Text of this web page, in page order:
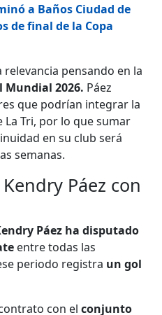
a Baños Ciudad de
de final de la Copa
pensando en la
Mundial 2026. Páez
que podrían integrar la
Tri, por lo que sumar
en su club será
semanas.
Páez con
Páez ha disputado
entre todas las
periodo registra un gol
con elconjunto